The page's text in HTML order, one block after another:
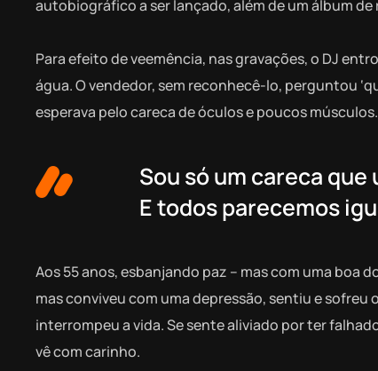
autobiográfico a ser lançado, além de um álbum
Para efeito de veemência, nas gravações, o DJ
água. O vendedor, sem reconhecê-lo, perguntou
esperava pelo careca de óculos e poucos músculos.
Sou só um careca
E todos parecemos
Aos 55 anos, esbanjando paz – mas com uma boa
mas conviveu com uma depressão, sentiu e
interrompeu a vida. Se sente aliviado por ter
vê com carinho.